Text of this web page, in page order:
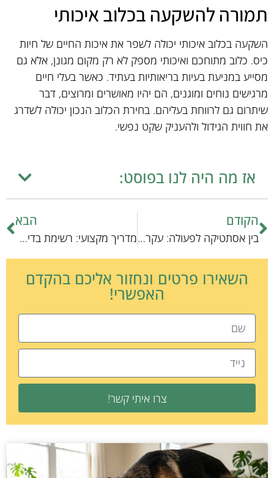
תמורה להשקעה בכלוב איכותי
השקעה בכלוב איכותי יכולה לשפר את איכות החיים של חיות
כיס. כלוב מתוחכם ואיכותי מספק לא רק מקום מגונן, אלא גם
מסייע במניעת בעיות בריאותיות בעתיד. כאשר בעלי חיים
מרגישים נוחים ומוגנים, הם יהיו מאושרים ומרוצים, דבר
שיתרום גם לרווחת בעליהם. בחירת הכלוב הנכון יכולה לשדרג
את חווית הגידול ולהעניק שקט נפשי.
אז מה היה לנו בפוסט:
הקודם
בין אסתטיקה לפעולה: עקרונות גידול עכברים במעבדה
הבא
מדריך מקצועי: רשימת בדיקה לשירותי פיזיותרפיה חסכוניים לחיות מחמד
השאירו פרטים ונחזור אליכם בהקדם
האפשרי!
צרו איתי קשר!